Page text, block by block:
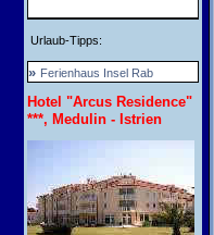
Urlaub-Tipps:
» Ferienhaus Insel Rab
Hotel "Arcus Residence"
***, Medulin - Istrien